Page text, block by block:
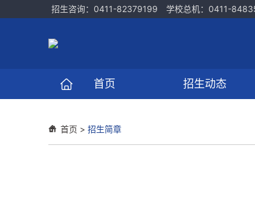
招生咨询：0411-82379199 学校总机：0411-
首页 招生动态
首页 > 招生简章